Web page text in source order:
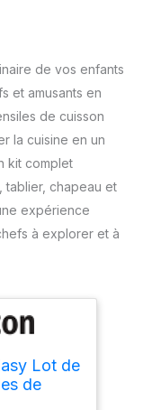
de vos enfants
et amusants en
de cuisson
la cuisine en un
kit complet
tablier, chapeau et
expérience
à explorer et à
Lot de
de